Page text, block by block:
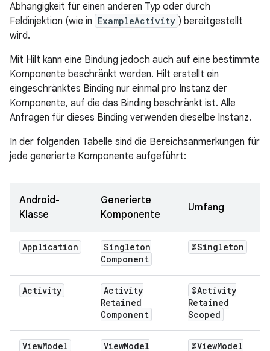
Abhängigkeit für einen anderen Typ oder durch
Feldinjektion (wie in ExampleActivity ) bereitgestellt
wird.
Mit Hilt kann eine Bindung jedoch auch auf eine bestimmte
Komponente beschränkt werden. Hilt erstellt ein
eingeschränktes Binding nur einmal pro Instanz der
Komponente, auf die das Binding beschränkt ist. Alle
Anfragen für dieses Binding verwenden dieselbe Instanz.
In der folgenden Tabelle sind die Bereichsanmerkungen für
jede generierte Komponente aufgeführt:
Android-
Klasse
Generierte
Komponente
Umfang
Application
Singleton
Component
@Singleton
Activity
Activity
Retained
Component
@Activity
Retained
Scoped
ViewModel ViewModel @ViewModel